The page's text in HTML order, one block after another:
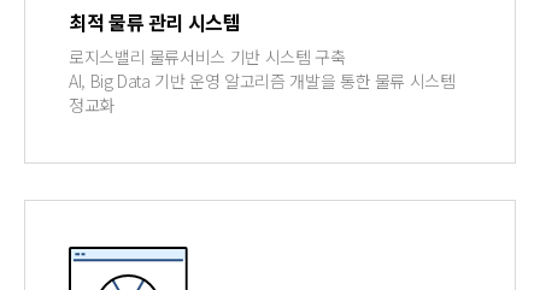
최적 물류 관리 시스템
로지스밸리 물류서비스 기반 시스템 구축
AI, Big Data 기반 운영 알고리즘 개발을 통한 물류 시스템
정교화